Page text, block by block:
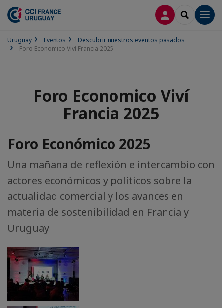
CONECTARSE
SEARCH
Uruguay Eventos
Descubrir nuestros eventos pasados
Foro Economico Viví Francia 2025
Foro Economico Viví
Francia 2025
Foro Económico 2025
Una mañana de reflexión e intercambio con
actores económicos y políticos sobre la
actualidad comercial y los avances en
materia de sostenibilidad en Francia y
Uruguay